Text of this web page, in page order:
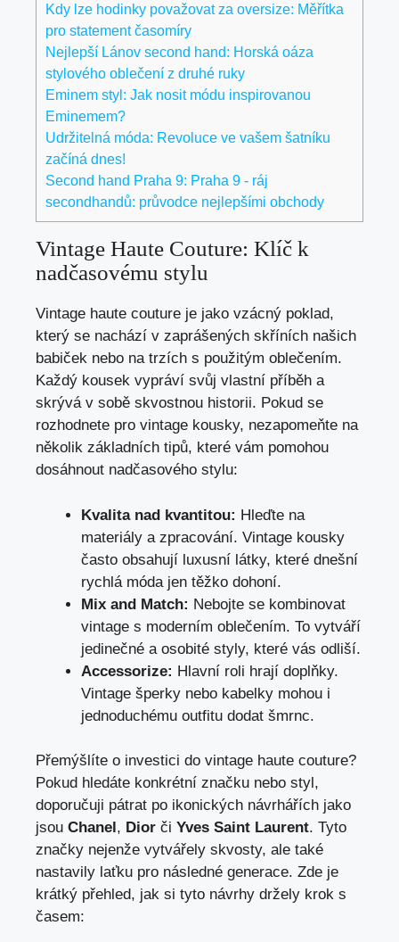
Kdy lze hodinky považovat za oversize: Měřítka
pro statement časomíry
Nejlepší Lánov second hand: Horská oáza
stylového oblečení z druhé ruky
Eminem styl: Jak nosit módu inspirovanou
Eminemem?
Udržitelná móda: Revoluce ve vašem šatníku
začíná dnes!
Second hand Praha 9: Praha 9 - ráj
secondhandů: průvodce nejlepšími obchody
Vintage Haute Couture: Klíč⁢ k
nadčasovému stylu
Vintage haute couture je jako vzácný poklad,
který se nachází v zaprášených skříních našich
⁣babiček nebo na trzích s použitým oblečením.
Každý⁤ kousek ⁣vypráví​ svůj vlastní příběh a
skrývá v sobě‍ skvostnou historii. Pokud⁣ se
rozhodnete pro vintage kousky, nezapomeňte ⁣na
několik základních tipů, které⁤ vám pomohou
dosáhnout nadčasového stylu:
Kvalita ⁢nad kvantitou: Hleďte‌ na
materiály a zpracování. Vintage kousky
často obsahují luxusní látky, které dnešní
rychlá móda jen těžko dohoní.
Mix and Match: Nebojte se kombinovat
vintage s moderním oblečením. To vytváří
jedinečné a osobité ‍styly, které vás odliší.
Accessorize: Hlavní roli⁢ hrají doplňky.
Vintage šperky nebo kabelky mohou i
jednoduchému outfitu dodat šmrnc.
Přemýšlíte o investici do vintage haute couture?
Pokud hledáte ⁢konkrétní značku nebo ‍styl,
doporučuji pátrat⁤ po ikonických návrhářích jako
jsou Chanel, Dior či Yves Saint Laurent.⁣ Tyto
značky nejenže vytvářely skvosty, ale také
nastavily laťku pro následné generace. Zde je
krátký přehled, jak si tyto návrhy držely krok s
časem: